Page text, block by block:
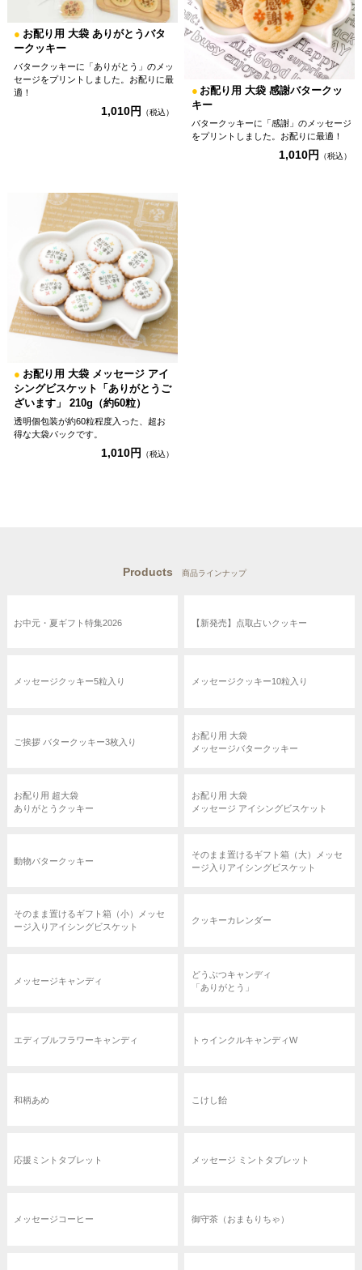
● お配り用 大袋 ありがとうバタ
ークッキー
バタークッキーに「ありがとう」のメッ
セージをプリントしました。お配りに最
適！
1,010円 （税込）
● お配り用 大袋 感謝バタークッ
キー
バタークッキーに「感謝」のメッセージ
をプリントしました。お配りに最適！
1,010円 （税込）
● お配り用 大袋 メッセージ アイ
シングビスケット「ありがとうご
ざいます」 210g（約60粒）
透明個包装が約60粒程度入った、超お
得な大袋パックです。
1,010円 （税込）
Products 商品ラインナップ
お中元・夏ギフト特集2026 【新発売】点取占いクッキー
メッセージクッキー5粒入り メッセージクッキー10粒入り
ご挨拶 バタークッキー3枚入り
お配り用 大袋
メッセージバタークッキー
お配り用 超大袋
ありがとうクッキー
お配り用 大袋
メッセージ アイシングビスケット
動物バタークッキー
そのまま置けるギフト箱（大）メッセ
ージ入りアイシングビスケット
そのまま置けるギフト箱（小）メッセ
ージ入りアイシングビスケット
クッキーカレンダー
メッセージキャンディ
どうぶつキャンディ
「ありがとう」
エディブルフラワーキャンディ トゥインクルキャンディW
和柄あめ こけし飴
応援ミントタブレット メッセージ ミントタブレット
メッセージコーヒー 御守茶（おまもりちゃ）